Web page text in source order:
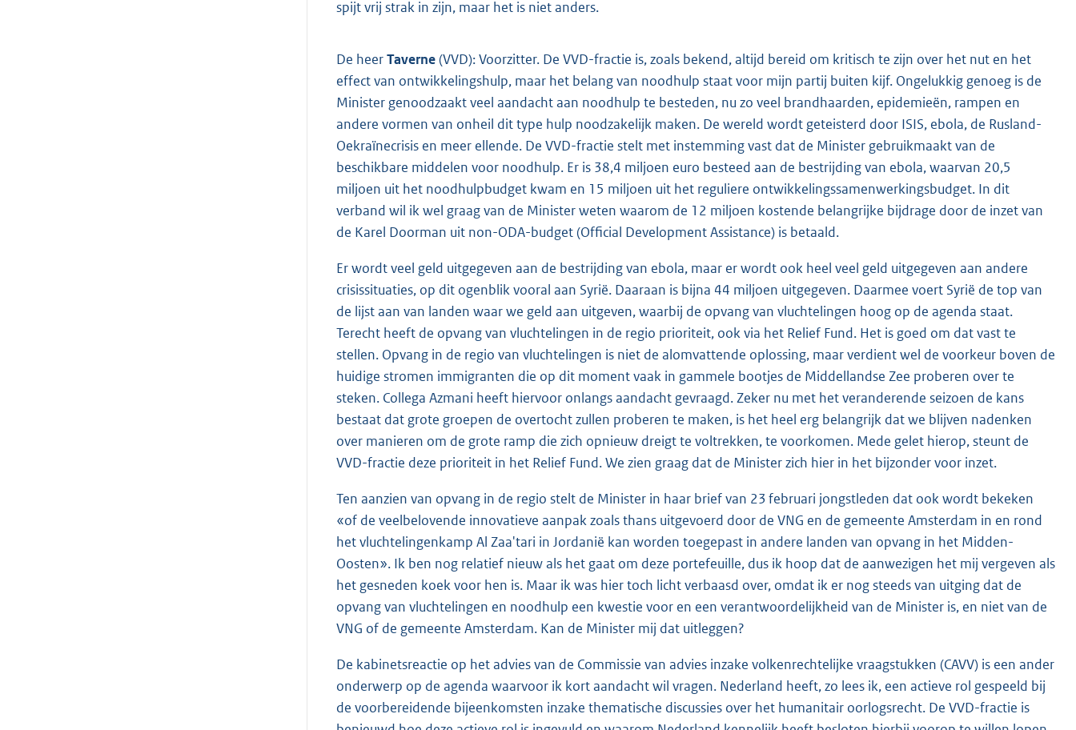
spijt vrij strak in zijn, maar het is niet anders.
De heerTaverne(VVD): Voorzitter. De VVD-fractie is, zoals bekend, altijd bereid om kritisch te zijn over het nut en het
effect van ontwikkelingshulp, maar het belang van noodhulp staat voor mijn partij buiten kijf. Ongelukkig genoeg is de
Minister genoodzaakt veel aandacht aan noodhulp te besteden, nu zo veel brandhaarden, epidemieën, rampen en
andere vormen van onheil dit type hulp noodzakelijk maken. De wereld wordt geteisterd door ISIS, ebola, de Rusland-
Oekraïnecrisis en meer ellende. De VVD-fractie stelt met instemming vast dat de Minister gebruikmaakt van de
beschikbare middelen voor noodhulp. Er is 38,4 miljoen euro besteed aan de bestrijding van ebola, waarvan 20,5
miljoen uit het noodhulpbudget kwam en 15 miljoen uit het reguliere ontwikkelingssamenwerkingsbudget. In dit
verband wil ik wel graag van de Minister weten waarom de 12 miljoen kostende belangrijke bijdrage door de inzet van
de Karel Doorman uit non-ODA-budget (Official Development Assistance) is betaald.
Er wordt veel geld uitgegeven aan de bestrijding van ebola, maar er wordt ook heel veel geld uitgegeven aan andere
crisissituaties, op dit ogenblik vooral aan Syrië. Daaraan is bijna 44 miljoen uitgegeven. Daarmee voert Syrië de top van
de lijst aan van landen waar we geld aan uitgeven, waarbij de opvang van vluchtelingen hoog op de agenda staat.
Terecht heeft de opvang van vluchtelingen in de regio prioriteit, ook via het Relief Fund. Het is goed om dat vast te
stellen. Opvang in de regio van vluchtelingen is niet de alomvattende oplossing, maar verdient wel de voorkeur boven de
huidige stromen immigranten die op dit moment vaak in gammele bootjes de Middellandse Zee proberen over te
steken. Collega Azmani heeft hiervoor onlangs aandacht gevraagd. Zeker nu met het veranderende seizoen de kans
bestaat dat grote groepen de overtocht zullen proberen te maken, is het heel erg belangrijk dat we blijven nadenken
over manieren om de grote ramp die zich opnieuw dreigt te voltrekken, te voorkomen. Mede gelet hierop, steunt de
VVD-fractie deze prioriteit in het Relief Fund. We zien graag dat de Minister zich hier in het bijzonder voor inzet.
Ten aanzien van opvang in de regio stelt de Minister in haar brief van 23 februari jongstleden dat ook wordt bekeken
«of de veelbelovende innovatieve aanpak zoals thans uitgevoerd door de VNG en de gemeente Amsterdam in en rond
het vluchtelingenkamp Al Zaa'tari in Jordanië kan worden toegepast in andere landen van opvang in het Midden-
Oosten». Ik ben nog relatief nieuw als het gaat om deze portefeuille, dus ik hoop dat de aanwezigen het mij vergeven als
het gesneden koek voor hen is. Maar ik was hier toch licht verbaasd over, omdat ik er nog steeds van uitging dat de
opvang van vluchtelingen en noodhulp een kwestie voor en een verantwoordelijkheid van de Minister is, en niet van de
VNG of de gemeente Amsterdam. Kan de Minister mij dat uitleggen?
De kabinetsreactie op het advies van de Commissie van advies inzake volkenrechtelijke vraagstukken (CAVV) is een ander
onderwerp op de agenda waarvoor ik kort aandacht wil vragen. Nederland heeft, zo lees ik, een actieve rol gespeeld bij
de voorbereidende bijeenkomsten inzake thematische discussies over het humanitair oorlogsrecht. De VVD-fractie is